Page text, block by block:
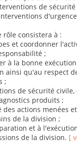
de
rôle consistera à :
et coordonner
;
à la bonne
ainsi qu'au respect
;
de sécurité
produits ;
actions menées
de la division ;
et à
de la division. [